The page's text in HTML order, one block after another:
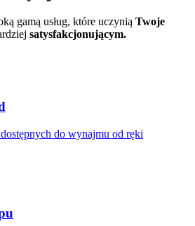
gamą usług, które uczynią Twoje
satysfakcjonującym.
do wynajmu od ręki